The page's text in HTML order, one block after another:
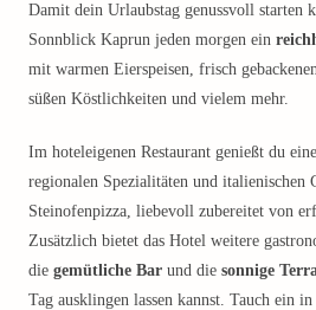
Damit dein Urlaubstag genussvoll starten
Sonnblick Kaprun jeden morgen ein
mit warmen Eierspeisen, frisch
süßen Köstlichkeiten und vielem mehr.
Im hoteleigenen Restaurant genießt du
regionalen Spezialitäten und italienischen
Steinofenpizza, liebevoll zubereitet von
Zusätzlich bietet das Hotel weitere
die gemütliche Bar und die sonnige
Tag ausklingen lassen kannst. Tauch ein